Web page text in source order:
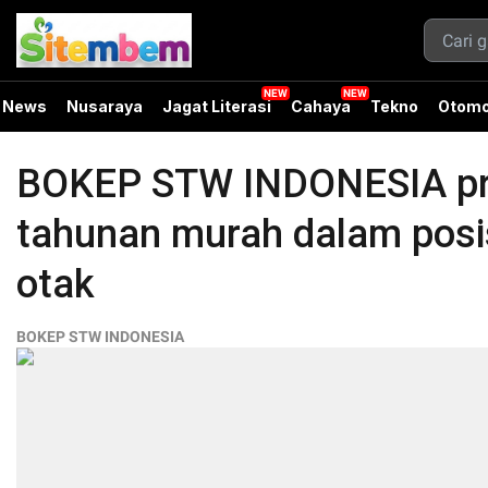
News Nusaraya Jagat Literasi Cahaya Tekno
BOKEP STW
tahunan murah dalam
otak
BOKEP STW INDONESIA